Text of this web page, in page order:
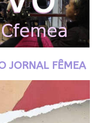
JORNAL FÊMEA